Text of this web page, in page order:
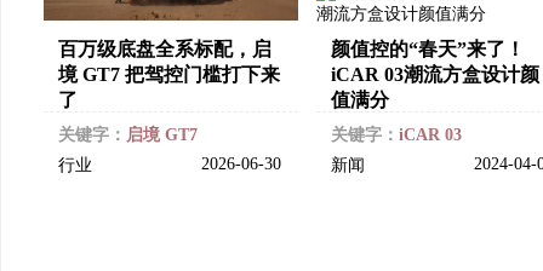
百万级底盘全系标配，启
境 GT7 把驾控门槛打下来
了
关键字： 启境 GT7
行业
2026-06-30
颜值控的“春天”来了！
iCAR 03潮流方盒设计颜
值满分
关键字： iCAR 03
新闻
2024-